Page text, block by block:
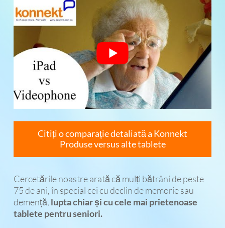
Citiți o comparație detaliată a Konnekt
Produse versus alte tablete
Cercetările noastre arată că mulți bătrâni de peste
75 de ani, în special cei cu declin de memorie sau
demență, lupta chiar și cu cele mai prietenoase
tablete pentru seniori.